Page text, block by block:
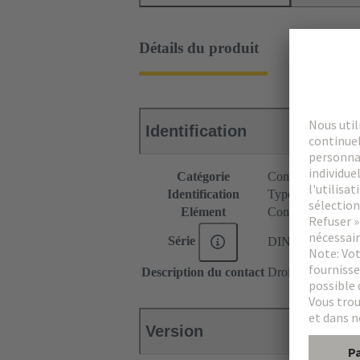
Détails du produit
Identification
Catégorie
Connecteurs
Identification
Type C
Elément
Connecteur
Série DIN 41612
Description du contact Droit
Version